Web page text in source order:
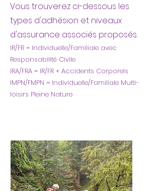
Vous trouverez ci-dessous les
types d'adhésion et niveaux
d'assurance associés proposés.
IR/FR = Individuelle/Familiale avec
Responsabilité Civile
IRA/FRA = IR/FR + Accidents Corporels
IMPN/FMPN = Individuelle/Familiale Multi-
loisirs Pleine Nature